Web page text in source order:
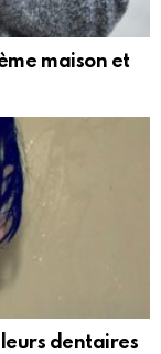
maison et
dentaires